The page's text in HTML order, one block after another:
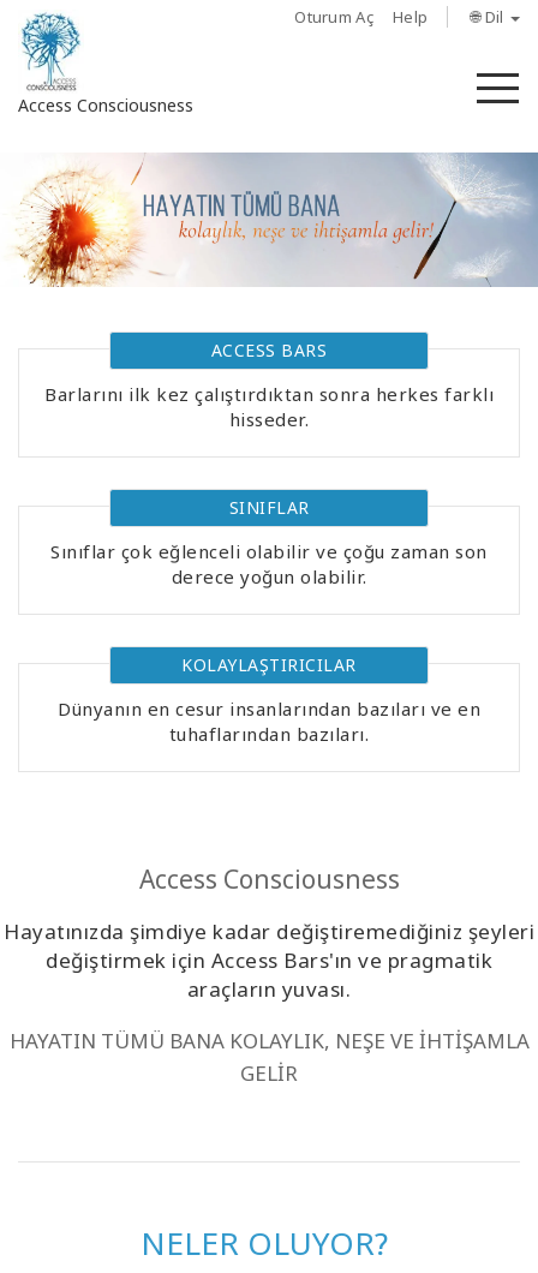
Oturum Aç Help 🌐 Dil
Access Consciousness
Hesabınızda
oturum
açın
Hakkında
Access
Kolaylaştırıcılar
Açın
ARA
ACCESS BARS
Barlarını ilk kez çalıştırdıktan sonra herkes farklı
hisseder.
SINIFLAR
Sınıflar çok eğlenceli olabilir ve çoğu zaman son
derece yoğun olabilir.
KOLAYLAŞTIRICILAR
Dünyanın en cesur insanlarından bazıları ve en
tuhaflarından bazıları.
Access Consciousness
Hayatınızda şimdiye kadar değiştiremediğiniz şeyleri
değiştirmek için Access Bars'ın ve pragmatik
araçların yuvası.
HAYATIN TÜMÜ BANA KOLAYLIK, NEŞE VE İHTİŞAMLA
GELİR
NELER OLUYOR?